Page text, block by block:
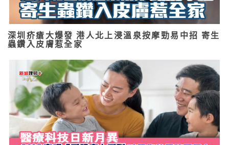
深圳疥瘡大爆發 港人北上浸溫泉按摩勁易中招 寄生
蟲鑽入皮膚惹全家